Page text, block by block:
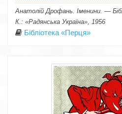
Анатолій Дрофань. Іменини. —
К.: «Радянська Україна», 1956
Бібліотека «Перця»